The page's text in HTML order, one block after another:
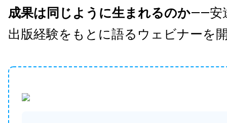
成果は同じように生まれるのか——安
出版経験をもとに語るウェビナーを